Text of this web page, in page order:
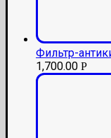
Фильтр-
1,700.00 Р